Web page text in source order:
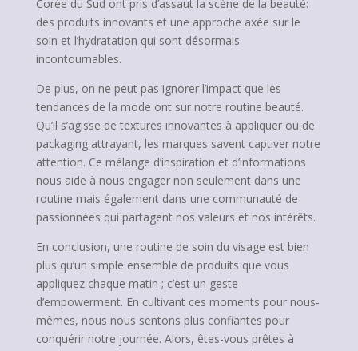
Corée du Sud ont pris d’assaut la scène de la beauté:
des produits innovants et une approche axée sur le
soin et l’hydratation qui sont désormais
incontournables.
De plus, on ne peut pas ignorer l’impact que les
tendances de la mode ont sur notre routine beauté.
Qu’il s’agisse de textures innovantes à appliquer ou de
packaging attrayant, les marques savent captiver notre
attention. Ce mélange d’inspiration et d’informations
nous aide à nous engager non seulement dans une
routine mais également dans une communauté de
passionnées qui partagent nos valeurs et nos intérêts.
En conclusion, une routine de soin du visage est bien
plus qu’un simple ensemble de produits que vous
appliquez chaque matin ; c’est un geste
d’empowerment. En cultivant ces moments pour nous-
mêmes, nous nous sentons plus confiantes pour
conquérir notre journée. Alors, êtes-vous prêtes à